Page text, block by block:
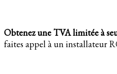
Obtenez une TVA limitée à
faites appel à un installateur